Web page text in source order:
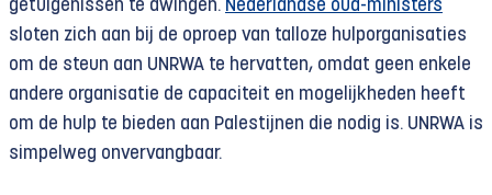
UNRWA bestaat inmiddels 75 jaar. De
organisatieverzorgtonder meer humanitaire- en
ontwikkelingshulp, waaronder voedselhulp, aan
ruim 1,7 miljoen Palestijnen. Ze verzorgde voor 7
oktober 2023 onderwijs aan bijna 550.000
getuigenissen te dwingen. Nederlandse oud-ministers
sloten zich aan bij de oproep van talloze hulporganisaties
om de steun aan UNRWA te hervatten, omdat geen enkele
andere organisatie de capaciteit en mogelijkheden heeft
om de hulp te bieden aan Palestijnen die nodig is. UNRWA is
simpelweg onvervangbaar.